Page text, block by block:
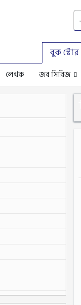
বুক স্টোর
লেখক জব সিরিজ